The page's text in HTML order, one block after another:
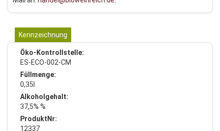
Kennzeichnung
Öko-Kontrollstelle:
ES-ECO-002-CM
Füllmenge:
0,35l
Alkoholgehalt:
37,5% %
ProduktNr:
12337